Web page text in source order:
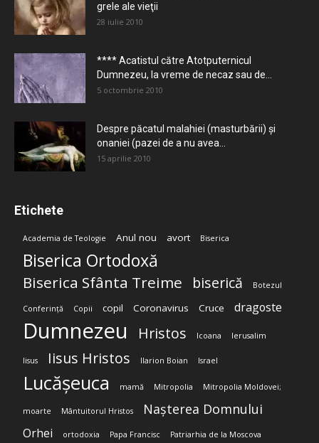
grele ale vieţii
28 iulie 2010
**** Acatistul către Atotputernicul
Dumnezeu, la vreme de necaz sau de...
5 octombrie 2010
Despre păcatul malahiei (masturbării) şi
onaniei (pazei de a nu avea...
15 aprilie 2010
Etichete
Academia de Teologie Anul nou avort Biserica
Biserica Ortodoxă
Biserica Sfânta Treime biserică Botezul
Conferință Copii copil Coronavirus Cruce dragoste
Dumnezeu Hristos Icoana Ierusalim
Iisus Iisus Hristos Ilarion Boian Israel
Lucășeuca mamă Mitropolia Mitropolia Moldovei;
moarte Mântuitorul Hristos Nașterea Domnului
Orhei ortodoxia Papa Francisc Patriarhia de la Moscova